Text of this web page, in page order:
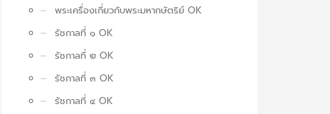
พระเครื่องเกี่ยวกับพระมหากษัตริย์ OK
รัชกาลที่ ๑ OK
รัชกาลที่ ๒ OK
รัชกาลที่ ๓ OK
รัชกาลที่ ๔ OK